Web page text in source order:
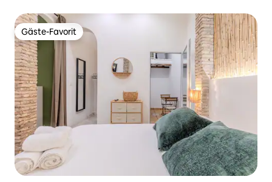
Gäste-Favorit
Gäste-Favorit